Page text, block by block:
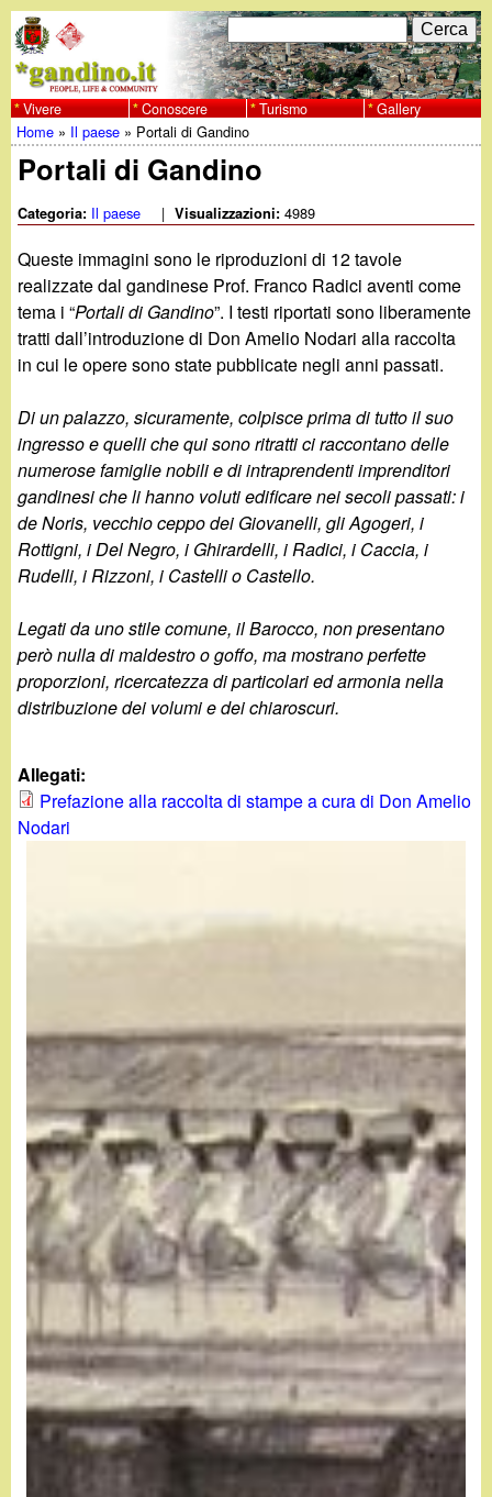
al
contenuto
principale
w
w
w
.
g
n
d
i
o
.
t
F
o
r
m
d
i
r
i
e
r
c
a
C
e
r
c
a
Vivere Conoscere Turismo Gallery
Tu
sei
qui
Home » Il paese » Portali di Gandino
Portali di Gandino
Categoria: Il paese | Visualizzazioni:4989
Queste immagini sono le riproduzioni di 12 tavole
realizzate dal gandinese Prof. Franco Radici aventi come
tema i “Portali di Gandino”. I testi riportati sono liberamente
tratti dall’introduzione di Don Amelio Nodari alla raccolta
in cui le opere sono state pubblicate negli anni passati.
Di un palazzo, sicuramente, colpisce prima di tutto il suo
ingresso e quelli che qui sono ritratti ci raccontano delle
numerose famiglie nobili e di intraprendenti imprenditori
gandinesi che li hanno voluti edificare nei secoli passati: i
de Noris, vecchio ceppo dei Giovanelli, gli Agogeri, i
Rottigni, i Del Negro, i Ghirardelli, i Radici, i Caccia, i
Rudelli, i Rizzoni, i Castelli o Castello.
Legati da uno stile comune, il Barocco, non presentano
però nulla di maldestro o goffo, ma mostrano perfette
proporzioni, ricercatezza di particolari ed armonia nella
distribuzione dei volumi e dei chiaroscuri.
Allegati:
Prefazione alla raccolta di stampe a cura di Don Amelio
Nodari